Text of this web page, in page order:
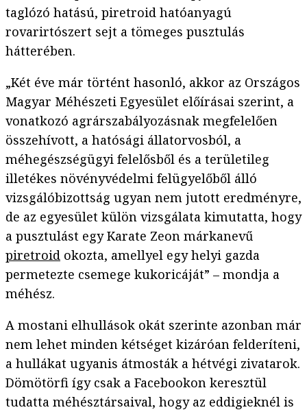
taglózó hatású, piretroid hatóanyagú
rovarirtószert sejt a tömeges pusztulás
hátterében.
„Két éve már történt hasonló, akkor az Országos
Magyar Méhészeti Egyesület előírásai szerint, a
vonatkozó agrárszabályozásnak megfelelően
összehívott, a hatósági állatorvosból, a
méhegészségügyi felelősből és a területileg
illetékes növényvédelmi felügyelőből álló
vizsgálóbizottság ugyan nem jutott eredményre,
de az egyesület külön vizsgálata kimutatta, hogy
a pusztulást egy Karate Zeon márkanevű
piretroid okozta, amellyel egy helyi gazda
permetezte csemege kukoricáját” – mondja a
méhész.
A mostani elhullások okát szerinte azonban már
nem lehet minden kétséget kizáróan felderíteni,
a hullákat ugyanis átmosták a hétvégi zivatarok.
Dömötörfi így csak a Facebookon keresztül
tudatta méhésztársaival, hogy az eddigieknél is